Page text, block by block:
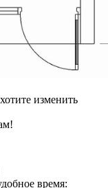
изменить
время: